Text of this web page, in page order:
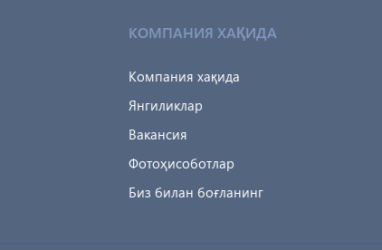
КОМПАНИЯ ХАҚИДА
Компания хақида
Янгиликлар
Вакансия
Фотоҳисоботлар
Биз билан боғланинг